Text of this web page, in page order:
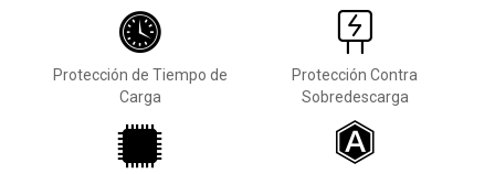
Protección de Tiempo de
Carga
Protección Contra
Sobredescarga